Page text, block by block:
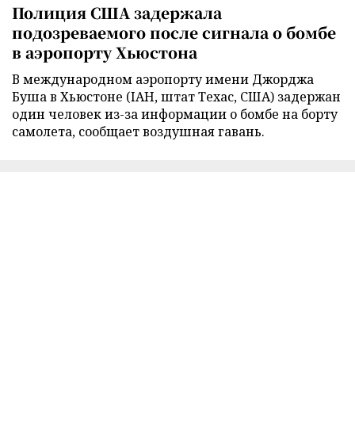
Полиция США задержала
подозреваемого после сигнала о бомбе
в аэропорту Хьюстона
В международном аэропорту имени Джорджа
Буша в Хьюстоне (IAH, штат Техас, США) задержан
один человек из-за информации о бомбе на борту
самолета, сообщает воздушная гавань.